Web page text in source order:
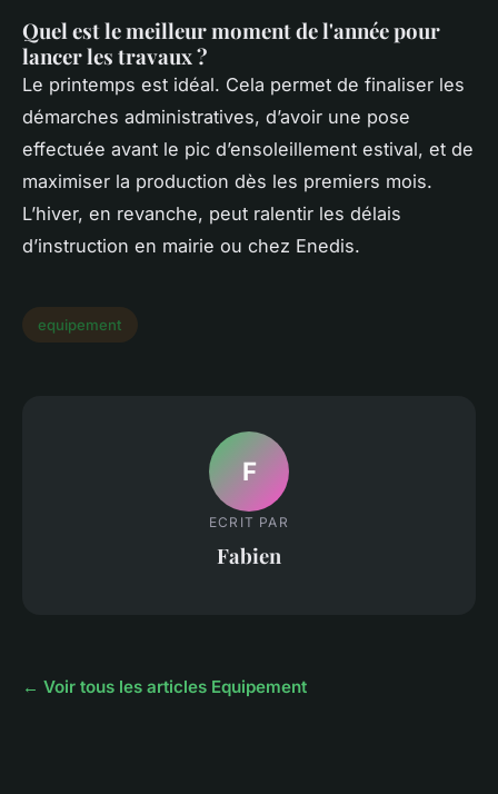
Quel est le meilleur moment de l'année pour
lancer les travaux ?
Le printemps est idéal. Cela permet de finaliser les
démarches administratives, d’avoir une pose
effectuée avant le pic d’ensoleillement estival, et de
maximiser la production dès les premiers mois.
L’hiver, en revanche, peut ralentir les délais
d’instruction en mairie ou chez Enedis.
equipement
F
ECRIT PAR
Fabien
← Voir tous les articles Equipement